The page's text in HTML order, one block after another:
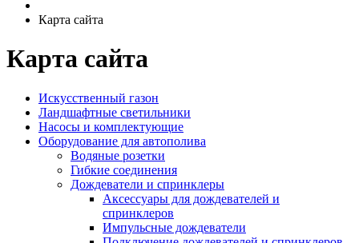
Карта сайта
Карта сайта
Искусственный газон
Ландшафтные светильники
Насосы и комплектующие
Оборудование для автополива
Водяные розетки
Гибкие соединения
Дождеватели и спринклеры
Аксессуары для дождевателей и
спринклеров
Импульсные дождеватели